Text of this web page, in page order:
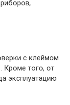
с клеймом
Кроме того, от
эксплуатацию